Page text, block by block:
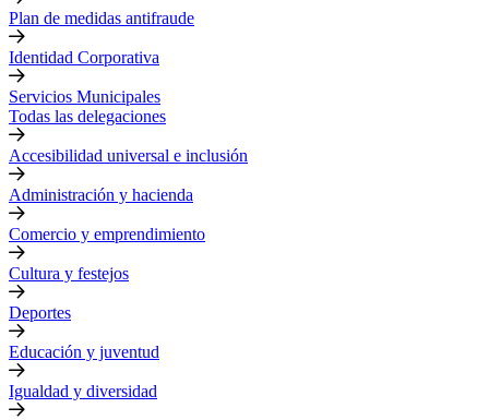
Plan de medidas antifraude
Identidad Corporativa
Servicios Municipales
Todas las delegaciones
Accesibilidad universal e inclusión
Administración y hacienda
Comercio y emprendimiento
Cultura y festejos
Deportes
Educación y juventud
Igualdad y diversidad